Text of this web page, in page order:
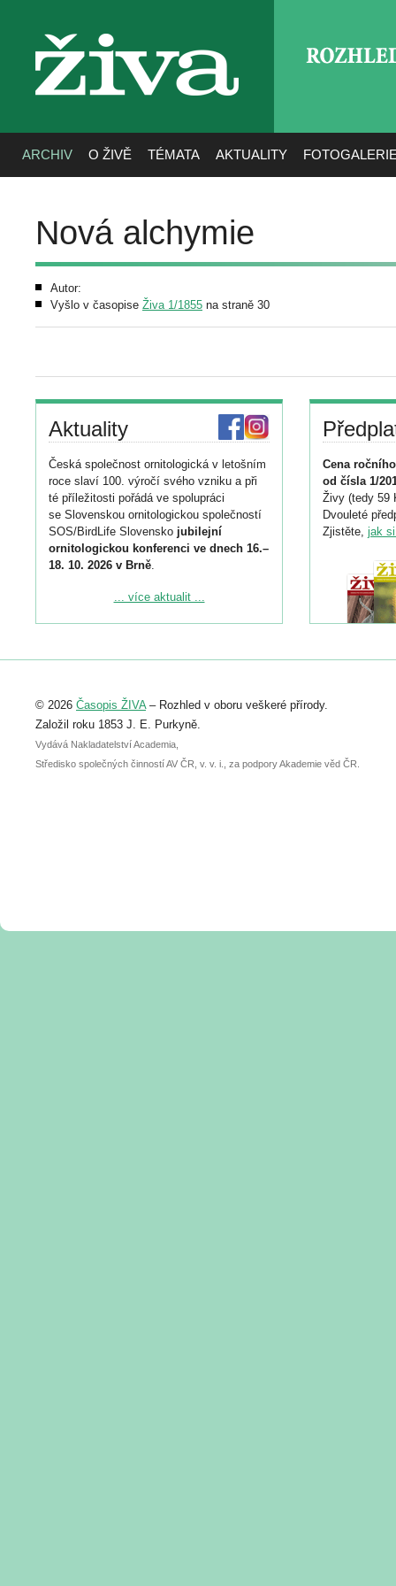
živa
ARCHIV O ŽIVĚ TÉMATA AKTUALITY
Nová alchymie
Autor:
Vyšlo v časopise Živa 1/1855 na straně 30
Aktuality
Česká společnost ornitologická v letošním
roce slaví 100. výročí svého vzniku a při
té příležitosti pořádá ve spolupráci
se Slovenskou ornitologickou společností
SOS/BirdLife Slovensko jubilejní
ornitologickou konferenci ve dnech 16.–
18. 10. 2026 v Brně.
Podrobnější informace ke konferenci
Registrovat se můžete do 6. září.
abstraktu přihlášené přednášky nebo
posteru je už 30. června.
... více aktualit ...
Cena
od čísla 1/
Živy (tedy 59
Dvouleté
Zjistěte, jak
© 2026 Časopis ŽIVA– Rozhled v oboru veškeré přírody.
Založil roku 1853 J. E. Purkyně.
Vydává Nakladatelství Academia,
Středisko společných činností AV ČR, v. v. i., za podpory Akademie věd ČR.